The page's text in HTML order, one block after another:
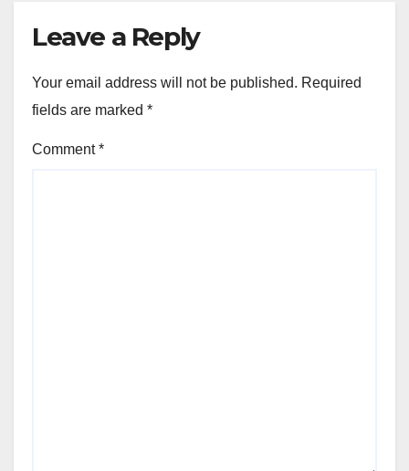
Leave a Reply
Your email address will not be published. Required
fields are marked *
Comment*